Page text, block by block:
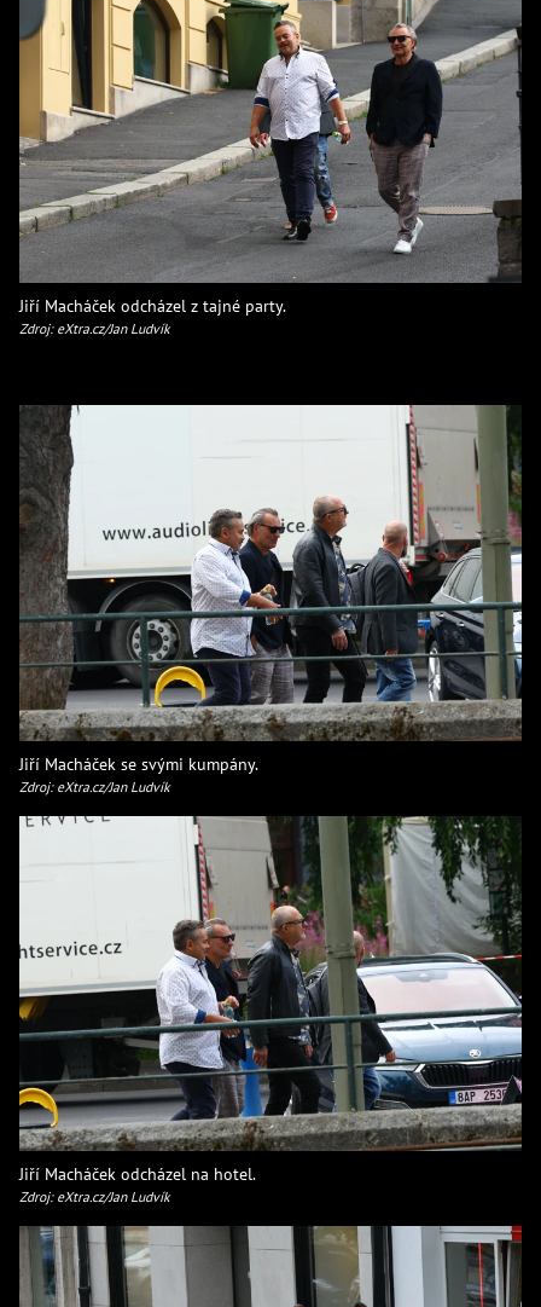
Jiří Macháček odcházel z tajné party.
Zdroj: eXtra.cz/Jan Ludvík
Jiří Macháček se svými kumpány.
Zdroj: eXtra.cz/Jan Ludvík
Jiří Macháček odcházel na hotel.
Zdroj: eXtra.cz/Jan Ludvík